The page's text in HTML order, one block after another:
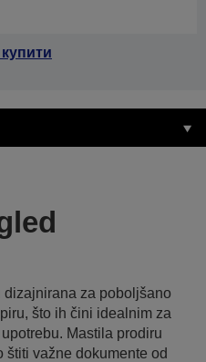
купити
dizajnirana za poboljšano
što ih čini idealnim za
Mastila prodiru
štiti važne dokumente od